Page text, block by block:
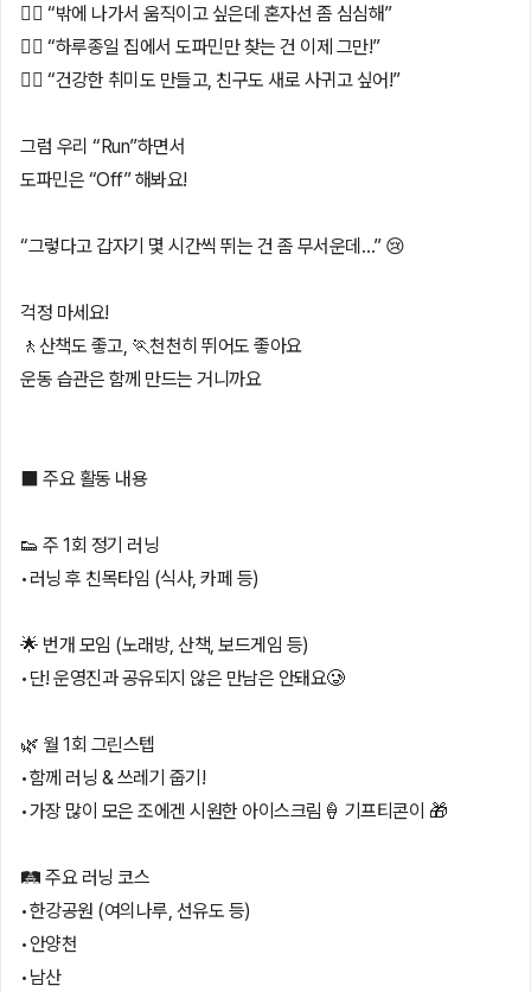
🖐🏻 “밖에 나가서 움직이고 싶은데 혼자선 좀 심심해”
🖐🏻 “하루종일 집에서 도파민만 찾는 건 이제 그만!”
🖐🏻 “건강한 취미도 만들고, 친구도 새로 사귀고 싶어!”
그럼 우리 “Run”하면서
도파민은 “Off” 해봐요!
“그렇다고 갑자기 몇 시간씩 뛰는 건 좀 무서운데…” 😢
걱정 마세요!
🚶산책도 좋고, 🏃천천히 뛰어도 좋아요
운동 습관은 함께 만드는 거니까요
⬛️ 주요 활동 내용
👟 주 1회 정기 러닝
•러닝 후 친목타임 (식사, 카페 등)
🌟 번개 모임 (노래방, 산책, 보드게임 등)
•단! 운영진과 공유되지 않은 만남은 안돼요🥲
🌿 월 1회 그린스텝
•함께 러닝 & 쓰레기 줍기!
•가장 많이 모은 조에겐 시원한 아이스크림🍦 기프티콘이 🎁
🛤 주요 러닝 코스
•한강공원 (여의나루, 선유도 등)
•안양천
•남산